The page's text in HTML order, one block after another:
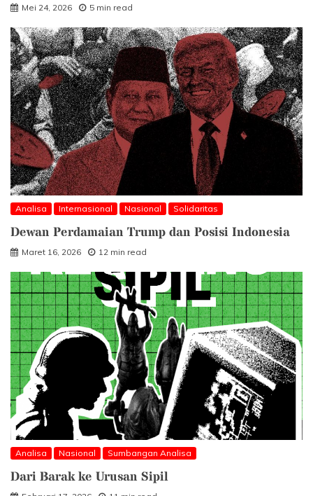
Mei 24, 2026 5 min read
Analisa Internasional Nasional Solidaritas
Dewan Perdamaian Trump dan Posisi Indonesia
Maret 16, 2026 12 min read
Analisa Nasional Sumbangan Analisa
Dari Barak ke Urusan Sipil